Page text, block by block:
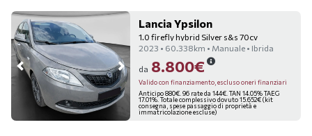
Lancia Ypsilon
1.0 firefly hybrid Silver s&s 70cv
2023 • 60.338km • Manuale • Ibrida
da 8.800€
Valido con finanziamento, escluso oneri finanziari
Anticipo 880€. 96 rate da 144€. TAN 14.05% TAEG
17.01%. Totale complessivo dovuto 15.652€ (kit
consegna, spese passaggio di proprietà e
immatricolazione escluse)